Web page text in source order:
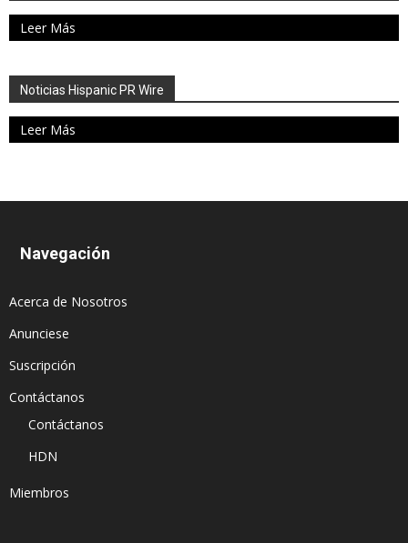
Leer Más
Noticias Hispanic PR Wire
Leer Más
Navegación
Acerca de Nosotros
Anunciese
Suscripción
Contáctanos
Contáctanos
HDN
Miembros